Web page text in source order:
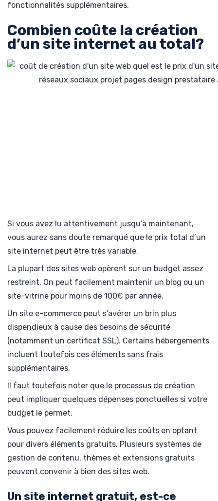
fonctionnalités supplémentaires.
Combien coûte la création
d’un site internet au total?
Si vous avez lu attentivement jusqu’à maintenant,
vous aurez sans doute remarqué que le prix total d’un
site internet peut être très variable.
La plupart des sites web opèrent sur un budget assez
restreint. On peut facilement maintenir un blog ou un
site-vitrine pour moins de 100€ par année.
Un site e-commerce peut s’avérer un brin plus
dispendieux à cause des besoins de sécurité
(notamment un certificat SSL). Certains hébergements
incluent toutefois ces éléments sans frais
supplémentaires.
Il faut toutefois noter que le processus de création
peut impliquer quelques dépenses ponctuelles si votre
budget le permet.
Vous pouvez facilement réduire les coûts en optant
pour divers éléments gratuits. Plusieurs systèmes de
gestion de contenu, thèmes et extensions gratuits
peuvent convenir à bien des sites web.
Un site internet gratuit, est-ce